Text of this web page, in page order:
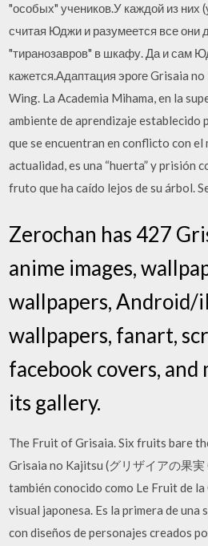
"особых" учеников.У каждой из них
считая Юджи и разумеется все они
"тиранозавров" в шкафу. Да и сам
кажется.Адаптация эроге Grisaia
Wing. La Academia Mihama, en la
ambiente de aprendizaje establecido
que se encuentran en conflicto con el
actualidad, es una “huerta” y prisión
fruto que ha caído lejos de su árbol.
Zerochan has 427
anime images,
wallpapers, Android/
wallpapers, fanart,
facebook covers, and
its gallery.
The Fruit of Grisaia. Six fruits bare
Grisaia no Kajitsu (グリザイアの果実
también conocido como Le Fruit de la
visual japonesa. Es la primera de una
con diseños de personajes creados